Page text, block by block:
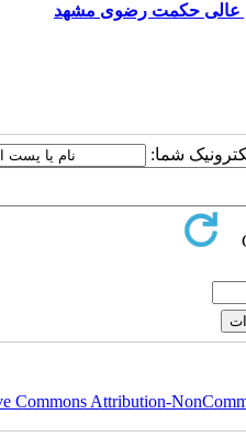
عالی حکمت رضوی مشهد
شما:
Commons Attribution-